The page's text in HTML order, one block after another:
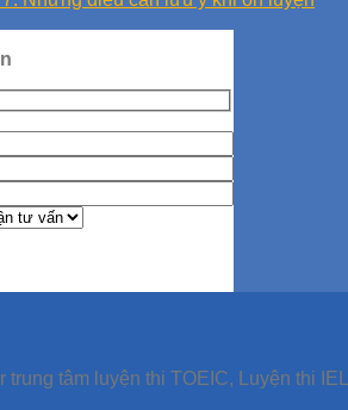
trung tâm luyện thi TOEIC, Luyện thi